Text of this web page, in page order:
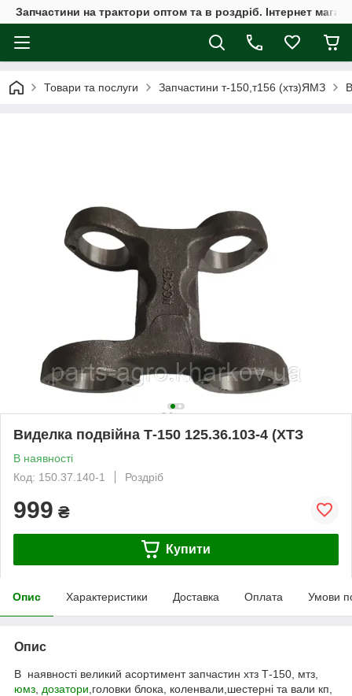
Запчастини на трактори оптом та в роздріб. Інтернет
Товари та послуги Запчастини т-150,т156 (хтз)ЯМЗ
Виделка подвійна Т-150 125.36.103-4 (ХТЗ
В наявності
Код: 150.37.140-1
Роздріб
999 ₴
Купити
Опис Характеристики Доставка Оплата Умови
Опис
В наявності великий асортимент запчастин хтз Т-150, мтз,
юмз дозатори ,головки блока, коленвали,шестерні та вали кп,